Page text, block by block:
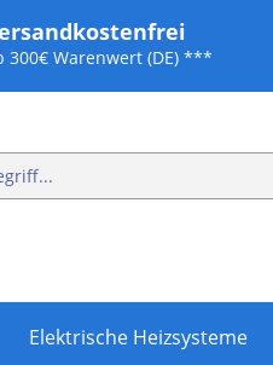
300€ Warenwert (DE) ***
Elektrische Heizsysteme